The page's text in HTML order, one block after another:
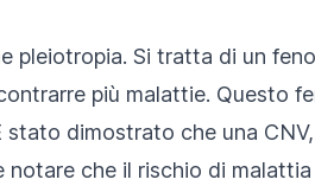
pleiotropia. Si tratta di un
più malattie. Questo
dimostrato che una
che il rischio di